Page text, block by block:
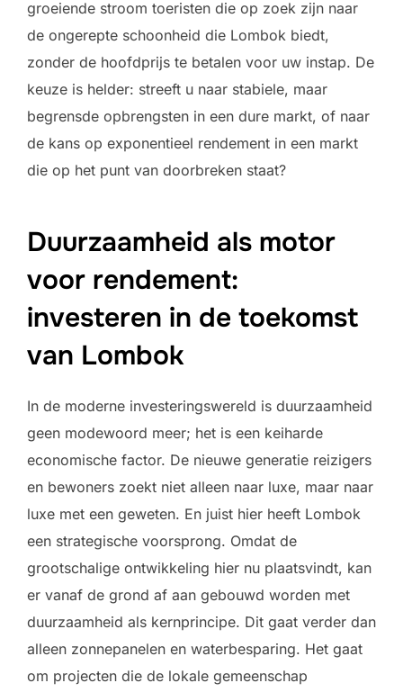
groeiende stroom toeristen die op zoek zijn naar
de ongerepte schoonheid die Lombok biedt,
zonder de hoofdprijs te betalen voor uw instap. De
keuze is helder: streeft u naar stabiele, maar
begrensde opbrengsten in een dure markt, of naar
de kans op exponentieel rendement in een markt
die op het punt van doorbreken staat?
Duurzaamheid als motor
voor rendement:
investeren in de toekomst
van Lombok
In de moderne investeringswereld is duurzaamheid
geen modewoord meer; het is een keiharde
economische factor. De nieuwe generatie reizigers
en bewoners zoekt niet alleen naar luxe, maar naar
luxe met een geweten. En juist hier heeft Lombok
een strategische voorsprong. Omdat de
grootschalige ontwikkeling hier nu plaatsvindt, kan
er vanaf de grond af aan gebouwd worden met
duurzaamheid als kernprincipe. Dit gaat verder dan
alleen zonnepanelen en waterbesparing. Het gaat
om projecten die de lokale gemeenschap